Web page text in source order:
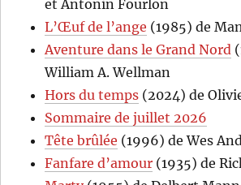
et Antonin Fourlon
L’Œuf de l’ange (1985) de
Aventure dans le Grand Nord
William A. Wellman
Hors du temps (2024) de
Sommaire de juillet 2026
Tête brûlée (1996) de Wes
Fanfare d’amour (1935) de